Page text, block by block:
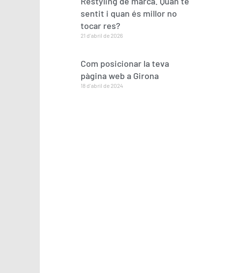
sentit i quan és millor no
tocar res?
21 d'abril de 2026
Com posicionar la teva
pàgina web a Girona
18 d'abril de 2024